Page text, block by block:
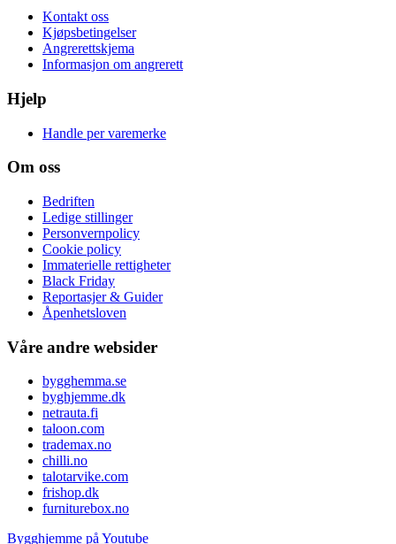
Kontakt oss
Kjøpsbetingelser
Angrerettskjema
Informasjon om angrerett
Hjelp
Handle per varemerke
Om oss
Bedriften
Ledige stillinger
Personvernpolicy
Cookie policy
Immaterielle rettigheter
Black Friday
Reportasjer & Guider
Åpenhetsloven
Våre andre websider
bygghemma.se
byghjemme.dk
netrauta.fi
taloon.com
trademax.no
chilli.no
talotarvike.com
frishop.dk
furniturebox.no
Bygghjemme på Youtube